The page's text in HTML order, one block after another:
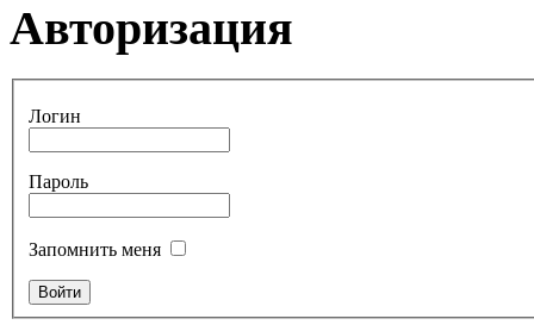
Авторизация
Логин
Пароль
Запомнить меня